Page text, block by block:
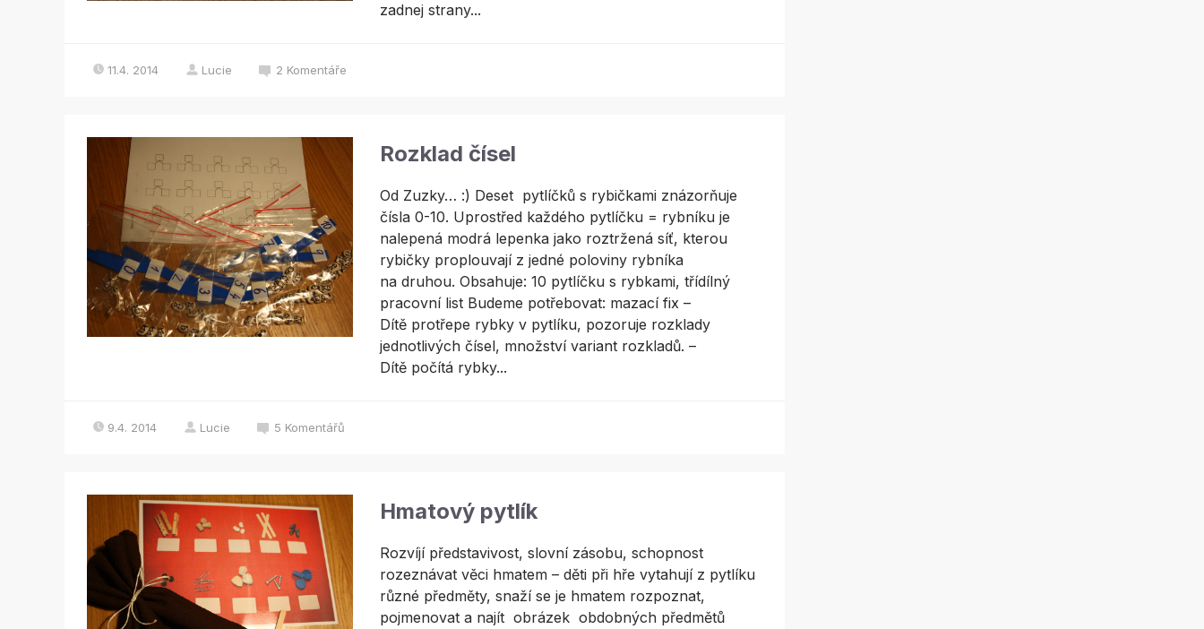
zadnej strany...
11.4. 2014 Lucie 2 Komentáře
Rozklad čísel
Od Zuzky… :) Deset pytlíčků s rybičkami znázorňuje
čísla 0-10. Uprostřed každého pytlíčku = rybníku je
nalepená modrá lepenka jako roztržená síť, kterou
rybičky proplouvají z jedné poloviny rybníka
na druhou. Obsahuje: 10 pytlíčku s rybkami, třídílný
pracovní list Budeme potřebovat: mazací fix –
Dítě protřepe rybky v pytlíku, pozoruje rozklady
jednotlivých čísel, množství variant rozkladů. –
Dítě počítá rybky...
9.4. 2014 Lucie 5 Komentářů
Hmatový pytlík
Rozvíjí představivost, slovní zásobu, schopnost
rozeznávat věci hmatem – děti při hře vytahují z pytlíku
různé předměty, snaží se je hmatem rozpoznat,
pojmenovat a najít obrázek obdobných předmětů